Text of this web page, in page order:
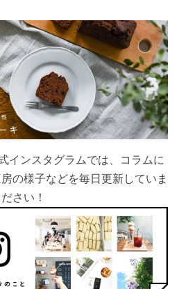
インスタグラムでは、コラムに
の様子などを毎日更新していま
さい！